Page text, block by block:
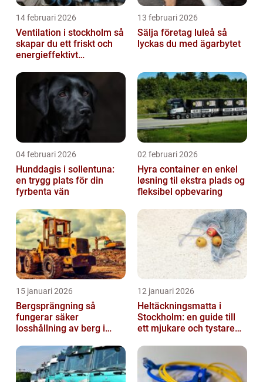
14 februari 2026
Ventilation i stockholm så
skapar du ett friskt och
energieffektivt
13 februari 2026
Sälja företag luleå så
lyckas du med ägarbytet
04 februari 2026
Hunddagis i sollentuna:
en trygg plats för din
fyrbenta vän
02 februari 2026
Hyra container en enkel
løsning til ekstra plads og
fleksibel opbevaring
15 januari 2026
Bergsprängning så
fungerar säker
losshållning av berg i
12 januari 2026
Heltäckningsmatta i
Stockholm: en guide till
ett mjukare och tystare